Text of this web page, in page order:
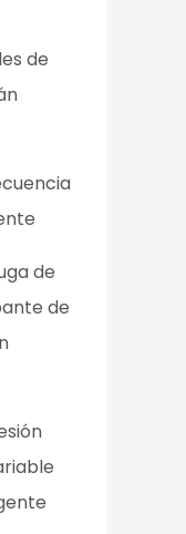
de
de
de